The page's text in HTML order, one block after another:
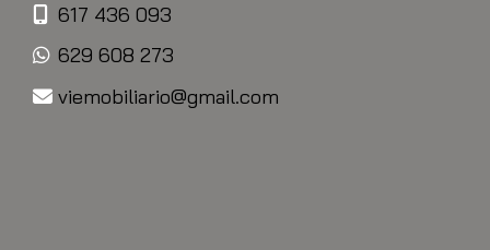
617 436 093
629 608 273
viemobiliario
gmail.com